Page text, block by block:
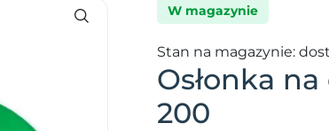
W magazynie
Stan na magazynie:
Osłonka
200